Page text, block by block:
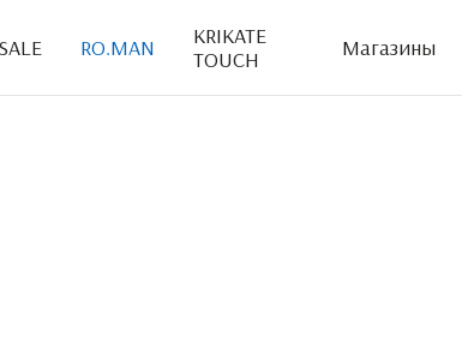
SALE RO.MAN
KRIKATE
TOUCH
Магазины